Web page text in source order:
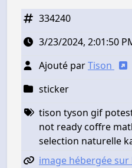
334240
3/23/2024, 2:01:50
Ajouté parTison
sticker
tison tyson gif
not ready coffre
selection naturelle
image hébergée sur